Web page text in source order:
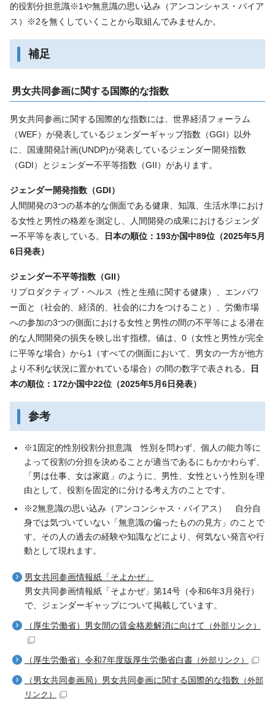
的役割分担意識※1や無意識の思い込み（アンコンシャス・バイア
ス）※2を無くしていくことから取組んでみませんか。
補足
男女共同参画に関する国際的な指数
男女共同参画に関する国際的な指数には、世界経済フォーラム
（WEF）が発表しているジェンダーギャップ指数（GGI）以外
に、国連開発計画(UNDP)が発表しているジェンダー開発指数
（GDI）とジェンダー不平等指数（GII）があります。
ジェンダー開発指数（GDI）
人間開発の3つの基本的な側面である健康、知識、生活水準におけ
る女性と男性の格差を測定し、人間開発の成果におけるジェンダ
ー不平等を表している。
日本の順位：193か国中89位（2025年5月
6日発表）
ジェンダー不平等指数（GII）
リプロダクティブ・ヘルス（性と生殖に関する健康）、エンパワ
ー面と（社会的、経済的、社会的に力をつけること）、労働市場
への参加の3つの側面における女性と男性の間の不平等による潜在
的な人間開発の損失を映し出す指標。値は、0（女性と男性が完全
に平等な場合）から1（すべての側面において、男女の一方が他方
より不利な状況に置かれている場合）の間の数字で表される。
日
本の順位：172か国中22位（2025年5月6日発表）
参考
※1固定的性別役割分担意識 性別を問わず、個人の能力等に
よって役割の分担を決めることが適当であるにもかかわらず、
「男は仕事、女は家庭」のように、男性、女性という性別を理
由として、役割を固定的に分ける考え方のことです。
※2無意識の思い込み（アンコンシャス・バイアス） 自分自
身では気づいていない「無意識の偏ったものの見方」のことで
す。その人の過去の経験や知識などにより、何気ない発言や行
動として現れます。
男女共同参画情報紙「そよかぜ」
男女共同参画情報紙「そよかぜ」第14号（令和6年3月発行）
で、ジェンダーギャップについて掲載しています。
（厚生労働省）男女間の賃金格差解消に向けて （外部リンク）
（厚生労働省）令和7年度版厚生労働省白書 （外部リンク）
（男女共同参画局）男女共同参画に関する国際的な指数 （外部
リンク）